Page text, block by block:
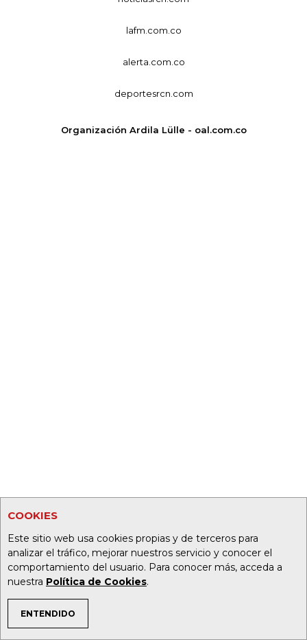
COOKIES
Este sitio web usa cookies propias y de terceros para
analizar el tráfico, mejorar nuestros servicio y conocer el
comportamiento del usuario. Para conocer más, acceda a
nuestra Política de Cookies.
ENTENDIDO
TEMAS DE INTERÉS
lafm.com.co
alerta.com.co
deportesrcn.com
Organización Ardila Lülle - oal.com.co